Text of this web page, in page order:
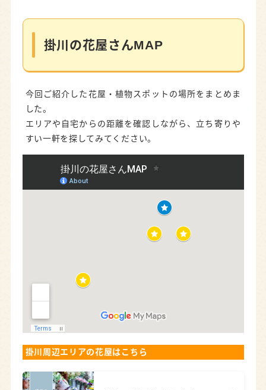
掛川の花屋さんMAP
今回ご紹介した花屋・植物スポットの場所をまとめま
した。
エリアや自宅からの距離を確認しながら、立ち寄りや
すい一軒を探してみてください。
掛川周辺エリアの花屋はこちら